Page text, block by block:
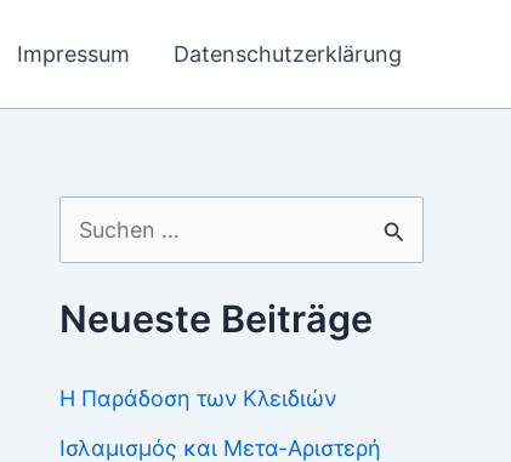
Impressum Datenschutzerklärung
Suchen
nach:
Neueste Beiträge
Η Παράδοση των Κλειδιών
Ισλαμισμός και Μετα-Αριστερή